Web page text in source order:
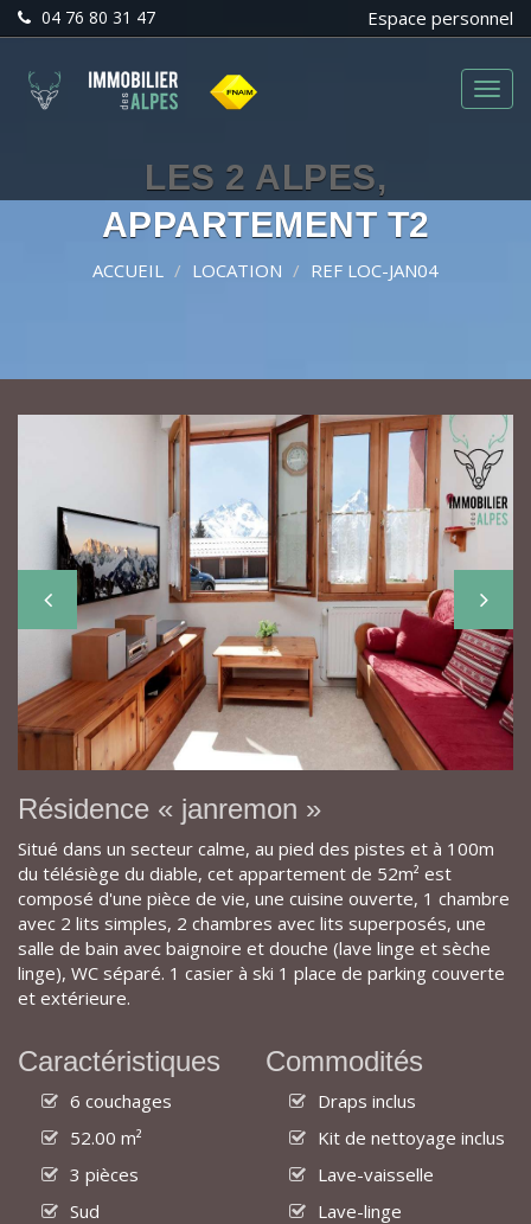
04 76 80 31 47 Espace personnel
Menu
LES 2 ALPES,
APPARTEMENT T2
ACCUEIL LOCATION REF LOC-JAN04
Résidence « janremon »
Situé dans un secteur calme, au pied des pistes et à 100m
du télésiège du diable, cet appartement de 52m² est
composé d'une pièce de vie, une cuisine ouverte, 1 chambre
avec 2 lits simples, 2 chambres avec lits superposés, une
salle de bain avec baignoire et douche (lave linge et sèche
linge), WC séparé. 1 casier à ski 1 place de parking couverte
et extérieure.
Caractéristiques
6 couchages
52.00 m²
3 pièces
Sud
Commodités
Draps inclus
Kit de nettoyage inclus
Lave-vaisselle
Lave-linge